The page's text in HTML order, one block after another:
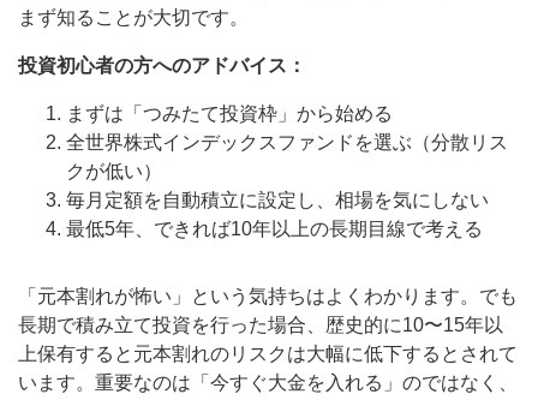
まず知ることが大切です。
投資初心者の方へのアドバイス：
まずは「つみたて投資枠」から始める
全世界株式インデックスファンドを選ぶ（分散リス
クが低い）
毎月定額を自動積立に設定し、相場を気にしない
最低5年、できれば10年以上の長期目線で考える
「元本割れが怖い」という気持ちはよくわかります。でも
長期で積み立て投資を行った場合、歴史的に10〜15年以
上保有すると元本割れのリスクは大幅に低下するとされて
います。重要なのは「今すぐ大金を入れる」のではなく、